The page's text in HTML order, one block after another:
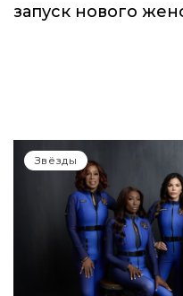
запуск нового
Звёзды